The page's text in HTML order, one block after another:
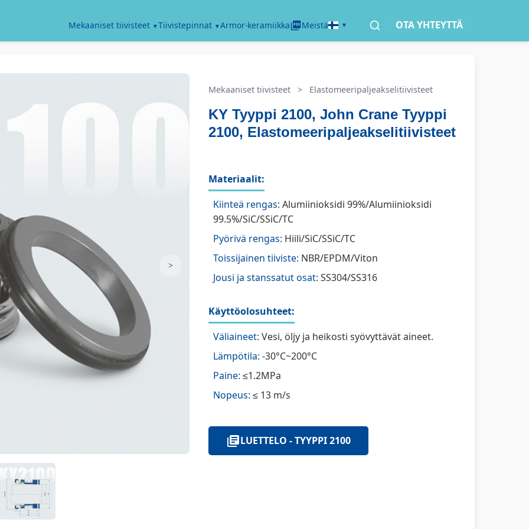
Mekaaniset tiivisteet Tiivistepinnat Armor-keramiikka Meistä OTA YHTEYTTÄ
>
Mekaaniset tiivisteet > Elastomeeripaljeakselitiivisteet
KY Tyyppi 2100, John Crane Tyyppi
2100, Elastomeeripaljeakselitiivisteet
Materiaalit:
Kiinteä rengas: Alumiinioksidi 99%/Alumiinioksidi
99.5%/SiC/SSiC/TC
Pyörivä rengas: Hiili/SiC/SSiC/TC
Toissijainen tiiviste: NBR/EPDM/Viton
Jousi ja stanssatut osat: SS304/SS316
Käyttöolosuhteet:
Väliaineet: Vesi, öljy ja heikosti syövyttävät aineet.
Lämpötila: -30°C~200°C
Paine: ≤1.2MPa
Nopeus: ≤ 13 m/s
LUETTELO - TYYPPI 2100